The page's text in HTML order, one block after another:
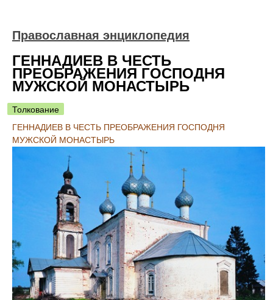
Православная энциклопедия
ГЕННАДИЕВ В ЧЕСТЬ
ПРЕОБРАЖЕНИЯ ГОСПОДНЯ
МУЖСКОЙ МОНАСТЫРЬ
Толкование
ГЕННАДИЕВ В ЧЕСТЬ ПРЕОБРАЖЕНИЯ ГОСПОДНЯ
МУЖСКОЙ МОНАСТЫРЬ